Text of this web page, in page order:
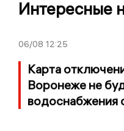
Интересные
06/08 12:25
Карта
Воронеже не
водоснабжения